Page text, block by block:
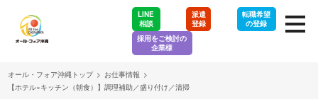
LINE
相談
派遣
登録
転職希望
の登録
採用をご検討の
企業様
オール・フォア沖縄トップ > お仕事情報 >
【ホテル×キッチン（朝食）】調理補助／盛り付け／清掃